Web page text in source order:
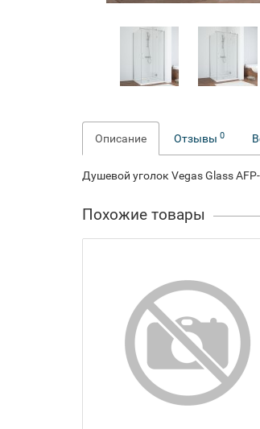
Описание Отзывы 0
Душевой уголок Vegas Glass
Похожие товары